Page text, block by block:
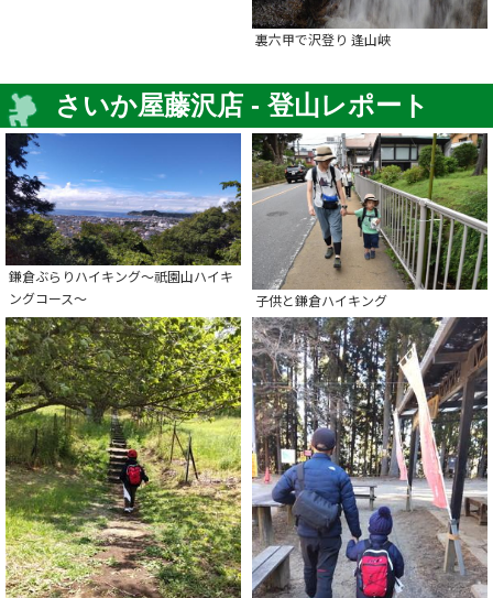
裏六甲で沢登り 逢山峡
さいか屋藤沢店 - 登山レポート
鎌倉ぶらりハイキング～祇園山ハイキ
ングコース～
子供と鎌倉ハイキング